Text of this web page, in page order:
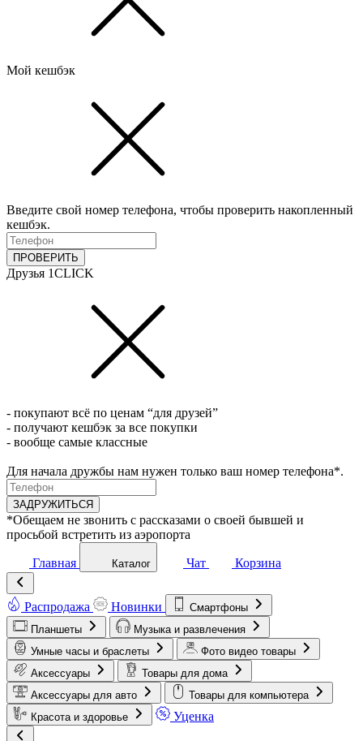
Мой кешбэк
Введите свой номер телефона, чтобы проверить накопленный
кешбэк.
ПРОВЕРИТЬ
Друзья 1CLICK
- покупают всё по ценам “для друзей”
- получают кешбэк за все покупки
- вообще самые классные
Для начала дружбы нам нужен только ваш номер телефона*.
ЗАДРУЖИТЬСЯ
*Обещаем не звонить с рассказами о своей бывшей и
просьбой встретить из аэропорта
Главная Каталог Чат Корзина
Распродажа Новинки
Смартфоны
Планшеты
Музыка и развлечения
Умные часы и браслеты
Фото видео товары
Аксессуары
Товары для дома
Аксессуары для авто
Товары для компьютера
Красота и здоровье
Уценка